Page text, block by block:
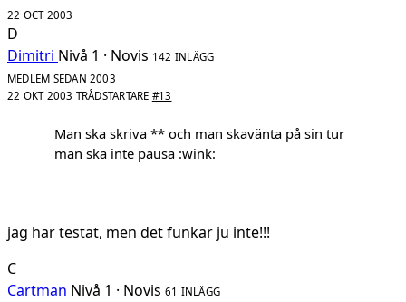
22 OCT 2003
D
Dimitri Nivå 1 · Novis 142 INLÄGG
MEDLEM SEDAN 2003
22 OKT 2003 TRÅDSTARTARE #13
Man ska skriva ** och man skavänta på sin tur
man ska inte pausa :wink:
jag har testat, men det funkar ju inte!!!
C
Cartman Nivå 1 · Novis 61 INLÄGG